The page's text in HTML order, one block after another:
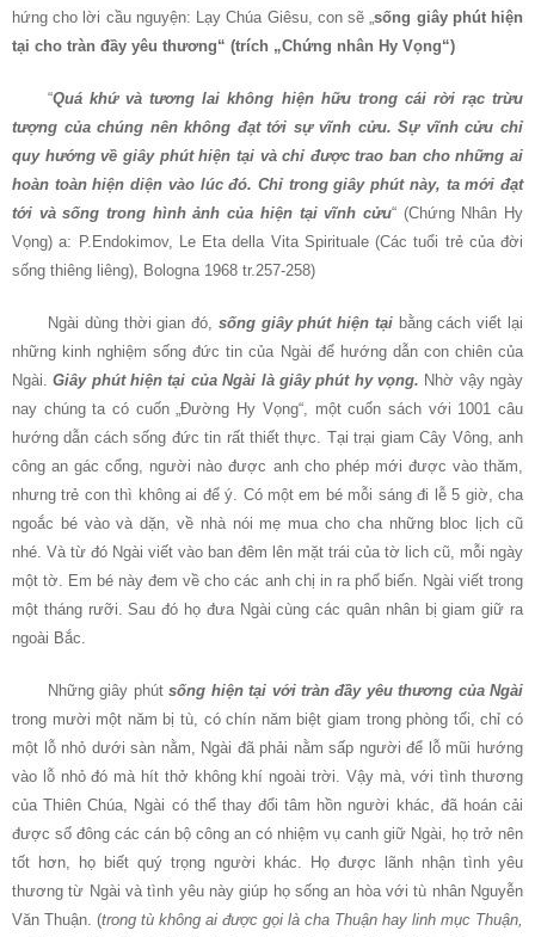
hứng cho lời cầu nguyện: Lạy Chúa Giêsu, con sẽ „sống giây phút hiện
tại cho tràn đầy yêu thương“ (trích „Chứng nhân Hy Vọng“)
“Quá khứ và tương lai không hiện hữu trong cái rời rạc trừu
tượng của chúng nên không đạt tới sự vĩnh cửu. Sự vĩnh cửu chỉ
quy hướng về giây phút hiện tại và chỉ được trao ban cho những ai
hoàn toàn hiện diện vào lúc đó. Chỉ trong giây phút này, ta mới đạt
tới và sống trong hình ảnh của hiện tại vĩnh cửu“ (Chứng Nhân Hy
Vọng) a: P.Endokimov, Le Eta della Vita Spirituale (Các tuổi trẻ của đời
sống thiêng liêng), Bologna 1968 tr.257-258)
Ngài dùng thời gian đó, sống giây phút hiện tại bằng cách viết lại
những kinh nghiệm sống đức tin của Ngài để hướng dẫn con chiên của
Ngài.Giây phút hiện tại của Ngài là giây phút hy vọng. Nhờ vậy ngày
nay chúng ta có cuốn „Đường Hy Vọng“, một cuốn sách với 1001 câu
hướng dẫn cách sống đức tin rất thiết thực. Tại trại giam Cây Vông, anh
công an gác cổng, người nào được anh cho phép mới được vào thăm,
nhưng trẻ con thì không ai để ý. Có một em bé mỗi sáng đi lễ 5 giờ, cha
ngoắc bé vào và dặn, về nhà nói mẹ mua cho cha những bloc lịch cũ
nhé. Và từ đó Ngài viết vào ban đêm lên mặt trái của tờ lich cũ, mỗi ngày
một tờ. Em bé này đem về cho các anh chị in ra phổ biến. Ngài viết trong
một tháng rưỡi. Sau đó họ đưa Ngài cùng các quân nhân bị giam giữ ra
ngoài Bắc.
Những giây phútsống hiện tại với tràn đầy yêu thương của Ngài
trong mười một năm bị tù, có chín năm biệt giam trong phòng tối, chỉ có
một lỗ nhỏ dưới sàn nằm, Ngài đã phải nằm sấp người để lỗ mũi hướng
vào lỗ nhỏ đó mà hít thở không khí ngoài trời. Vậy mà, với tình thương
của Thiên Chúa, Ngài có thể thay đổi tâm hồn người khác, đã hoán cải
được số đông các cán bộ công an có nhiệm vụ canh giữ Ngài, họ trở nên
tốt hơn, họ biết quý trọng người khác. Họ được lãnh nhận tình yêu
thương từ Ngài và tình yêu này giúp họ sống an hòa với tù nhân Nguyễn
Văn Thuận. (trong tù không ai được gọi là cha Thuận hay linh mục Thuận,